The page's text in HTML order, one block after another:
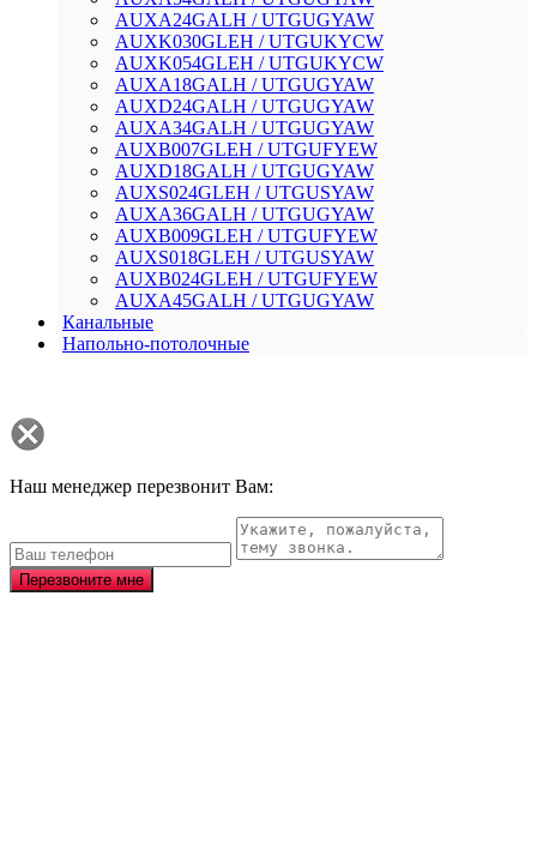
AUXA24GALH / UTGUGYAW
AUXK030GLEH / UTGUKYCW
AUXK054GLEH / UTGUKYCW
AUXA18GALH / UTGUGYAW
AUXD24GALH / UTGUGYAW
AUXA34GALH / UTGUGYAW
AUXB007GLEH / UTGUFYEW
AUXD18GALH / UTGUGYAW
AUXS024GLEH / UTGUSYAW
AUXA36GALH / UTGUGYAW
AUXB009GLEH / UTGUFYEW
AUXS018GLEH / UTGUSYAW
AUXB024GLEH / UTGUFYEW
AUXA45GALH / UTGUGYAW
Канальные
Напольно-потолочные
Наш менеджер перезвонит Вам:
Перезвоните мне